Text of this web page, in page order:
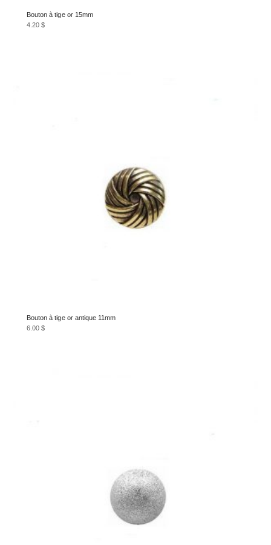
Bouton à tige or 15mm
4.20$
Bouton à tige or antique 11mm
6.00$